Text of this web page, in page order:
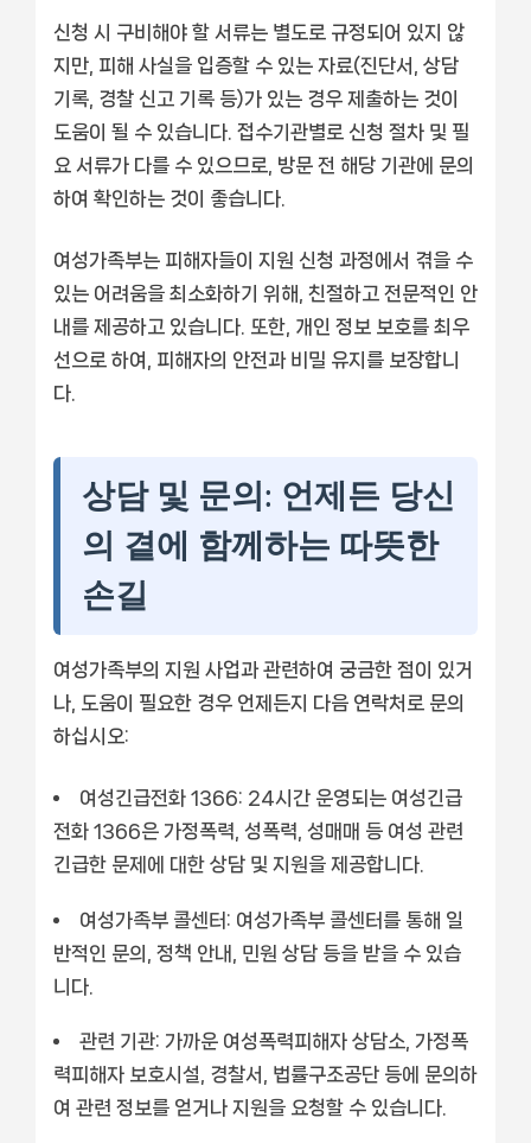
신청 시 구비해야 할 서류는 별도로 규정되어 있지 않
지만, 피해 사실을 입증할 수 있는 자료(진단서, 상담
기록, 경찰 신고 기록 등)가 있는 경우 제출하는 것이
도움이 될 수 있습니다. 접수기관별로 신청 절차 및 필
요 서류가 다를 수 있으므로, 방문 전 해당 기관에 문의
하여 확인하는 것이 좋습니다.
여성가족부는 피해자들이 지원 신청 과정에서 겪을 수
있는 어려움을 최소화하기 위해, 친절하고 전문적인 안
내를 제공하고 있습니다. 또한, 개인 정보 보호를 최우
선으로 하여, 피해자의 안전과 비밀 유지를 보장합니
다.
상담 및 문의: 언제든 당신
의 곁에 함께하는 따뜻한
손길
여성가족부의 지원 사업과 관련하여 궁금한 점이 있거
나, 도움이 필요한 경우 언제든지 다음 연락처로 문의
하십시오:
여성긴급전화 1366: 24시간 운영되는 여성긴급
전화 1366은 가정폭력, 성폭력, 성매매 등 여성 관련
긴급한 문제에 대한 상담 및 지원을 제공합니다.
여성가족부 콜센터: 여성가족부 콜센터를 통해 일
반적인 문의, 정책 안내, 민원 상담 등을 받을 수 있습
니다.
관련 기관: 가까운 여성폭력피해자 상담소, 가정폭
력피해자 보호시설, 경찰서, 법률구조공단 등에 문의하
여 관련 정보를 얻거나 지원을 요청할 수 있습니다.